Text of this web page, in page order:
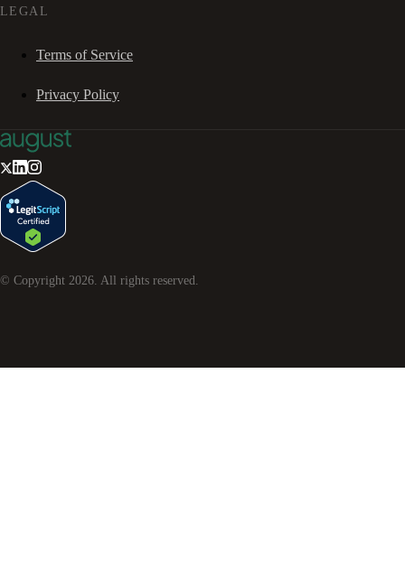
LEGAL
Terms of Service
Privacy Policy
© Copyright 2026 . All rights reserved.